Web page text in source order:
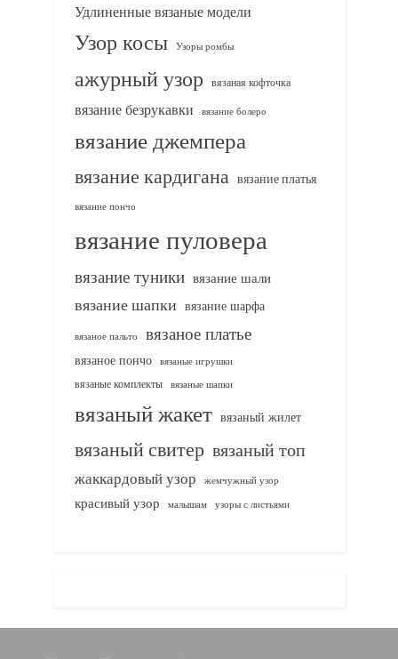
Удлиненные вязаные модели
Узор косы Узоры ромбы
ажурный узор вязаная кофточка
вязание безрукавки вязание болеро
вязание джемпера
вязание кардигана вязание платья
вязание пончо
вязание пуловера
вязание туники вязание шали
вязание шапки вязание шарфа
вязаное пальто вязаное платье
вязаное пончо вязаные игрушки
вязаные комплекты
вязаные шапки
вязаный жакет вязаный жилет
вязаный свитер вязаный топ
жаккардовый узор жемчужный узор
красивый узор малышам узоры с листьями